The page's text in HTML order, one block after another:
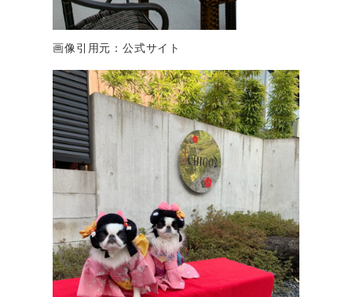
画像引用元：公式サイト